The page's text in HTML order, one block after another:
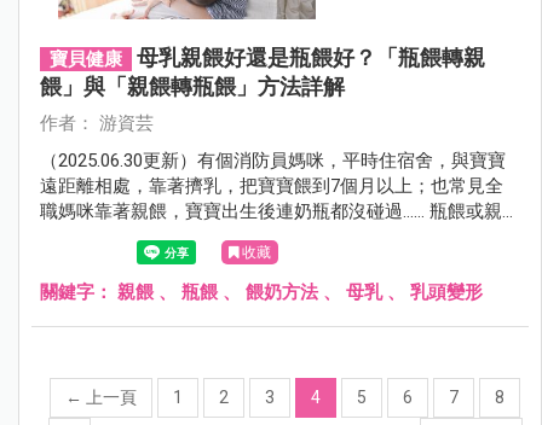
寶貝健康
母乳親餵好還是瓶餵好？「瓶餵轉親
餵」與「親餵轉瓶餵」方法詳解
作者： 游資芸
（2025.06.30更新）有個消防員媽咪，平時住宿舍，與寶寶
遠距離相處，靠著擠乳，把寶寶餵到7個月以上；也常見全
職媽咪靠著親餵，寶寶出生後連奶瓶都沒碰過…… 瓶餵或親
餵，選擇權在妳，但是方法，專家教妳──「瓶餵轉親餵」與
「親餵轉瓶餵」正確作法！收藏
關鍵字： 親餵 、 瓶餵 、 餵奶方法 、 母乳、 乳頭變形
← 上一頁 1 2 3 4 5 6 7 8